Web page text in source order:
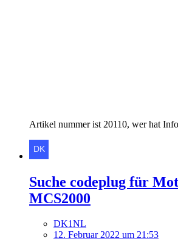
Artikel nummer ist 20110, wer hat
Suche codeplug für
MCS2000
DK1NL
12. Februar 2022 um 21:53